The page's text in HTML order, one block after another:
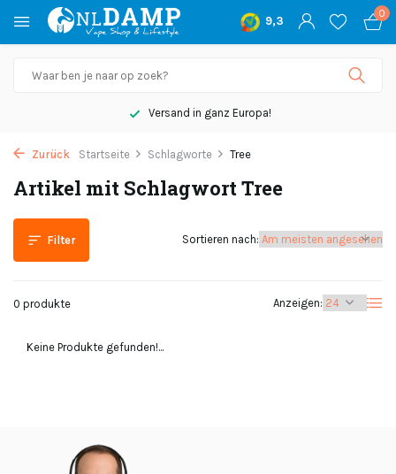
9,3
0
Versand in ganz Europa!
Zurück Startseite Schlagworte Tree
Artikel mit Schlagwort Tree
Filter
0 produkte Anzeigen:
Sortieren nach:
Keine Produkte gefunden!...